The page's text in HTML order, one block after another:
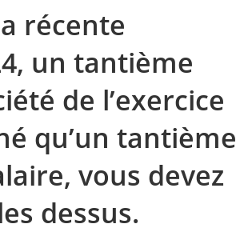
récente
un tantième
de l’exercice
qu’un tantième
vous devez
dessus.